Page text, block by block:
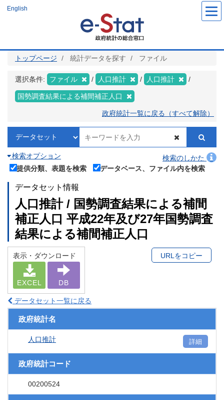
ツ
English
トップページ 統計データを探す ファイル
選択条件: ファイル 人口推計 人口推計
国勢調査結果による補間補正人口
政府統計一覧に戻る（すべて解除）
検索オプション
検索のしかた
提供分類、表題を検索
データベース、ファイル内を検索
データセット情報
人口推計 / 国勢調査結果による補間
補正人口 平成22年及び27年国勢調査
結果による補間補正人口
表示・ダウンロード
EXCEL DB
URLをコピー
データセット一覧に戻る
政府統計名
人口推計 詳細
政府統計コード
00200524